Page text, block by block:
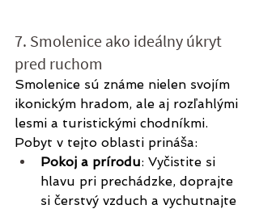
7. Smolenice ako ideálny úkryt
pred ruchom
Smolenice sú známe nielen svojím
ikonickým hradom, ale aj rozľahlými
lesmi a turistickými chodníkmi.
Pobyt v tejto oblasti prináša:
Pokoj a prírodu: Vyčistite si
hlavu pri prechádzke, doprajte
si čerstvý vzduch a vychutnajte